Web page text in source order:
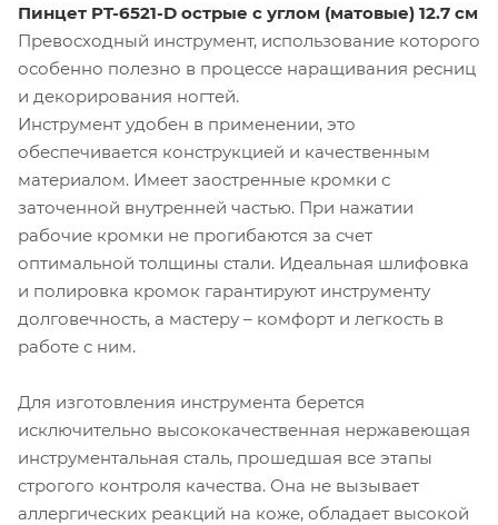
Пинцет PT-6521-D острые с углом (матовые) 12.7 см
Превосходный инструмент, использование которого
особенно полезно в процессе наращивания ресниц
и декорирования ногтей.
Инструмент удобен в применении, это
обеспечивается конструкцией и качественным
материалом. Имеет заостренные кромки с
заточенной внутренней частью. При нажатии
рабочие кромки не прогибаются за счет
оптимальной толщины стали. Идеальная шлифовка
и полировка кромок гарантируют инструменту
долговечность, а мастеру – комфорт и легкость в
работе с ним.
Для изготовления инструмента берется
исключительно высококачественная нержавеющая
инструментальная сталь, прошедшая все этапы
строгого контроля качества. Она не вызывает
аллергических реакций на коже, обладает высокой